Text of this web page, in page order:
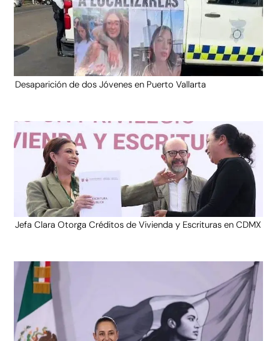
Desaparición de dos Jóvenes en Puerto Vallarta
Jefa Clara Otorga Créditos de Vivienda y Escrituras en CDMX